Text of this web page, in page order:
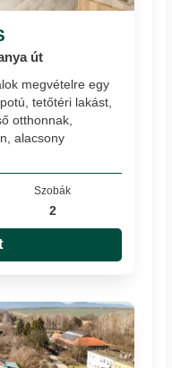
út
megvételre egy
tetőtéri lakást,
otthonnak,
alacsony
Szobák
2